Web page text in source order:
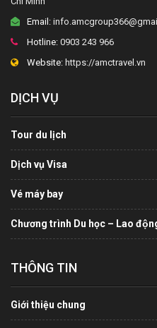
Email:
Hotline: 0903 243 966
Website: https://amctravel.vn
DỊCH VỤ
Tour du lịch
Dịch vụ Visa
Vé máy bay
Chương trình Du học – Lao
THÔNG TIN
Giới thiệu chung